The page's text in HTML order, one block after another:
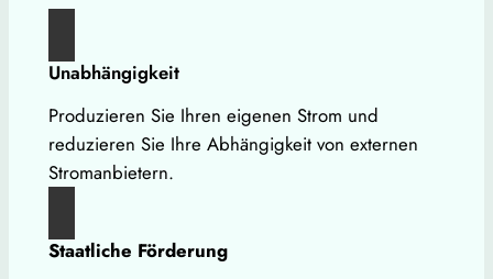
Unabhängigkeit
Produzieren Sie Ihren eigenen Strom und
reduzieren Sie Ihre Abhängigkeit von externen
Stromanbietern.
Staatliche Förderung